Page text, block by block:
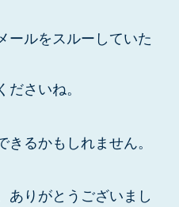
ールをスルーしていた
さいね。
るかもしれません。
ありがとうございまし